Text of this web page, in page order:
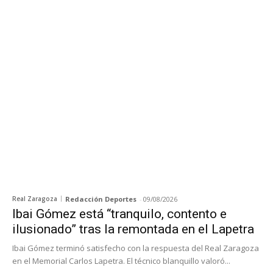
Real Zaragoza Redacción Deportes - 09/08/2026
Ibai Gómez está “tranquilo, contento e
ilusionado” tras la remontada en el Lapetra
Ibai Gómez terminó satisfecho con la respuesta del Real Zaragoza
en el Memorial Carlos Lapetra. El técnico blanquillo valoró...